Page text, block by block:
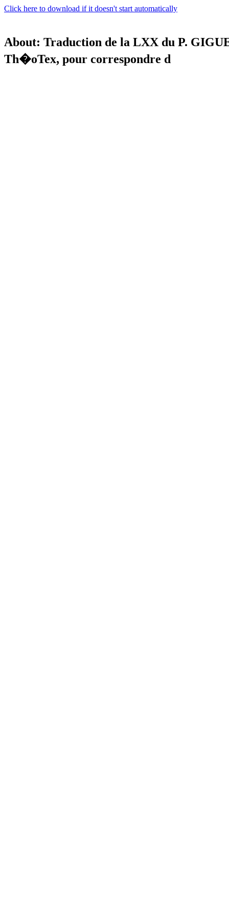
Click here to download if it doesn't start automatically
About: Traduction de la LXX du P.
Th�oTex, pour correspondre d